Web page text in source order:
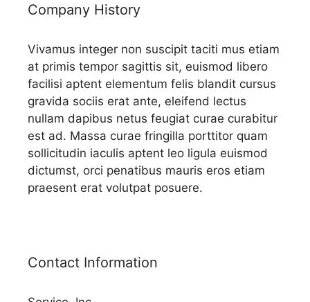
Company History
Vivamus integer non suscipit taciti mus etiam
at primis tempor sagittis sit, euismod libero
facilisi aptent elementum felis blandit cursus
gravida sociis erat ante, eleifend lectus
nullam dapibus netus feugiat curae curabitur
est ad. Massa curae fringilla porttitor quam
sollicitudin iaculis aptent leo ligula euismod
dictumst, orci penatibus mauris eros etiam
praesent erat volutpat posuere.
Contact Information